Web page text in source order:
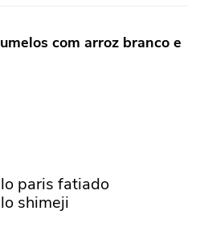
com arroz branco e
paris fatiado
shimeji